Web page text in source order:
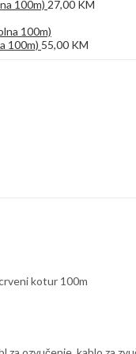
100m) 27,00 KM
100m) 55,00 KM
kotur 100m